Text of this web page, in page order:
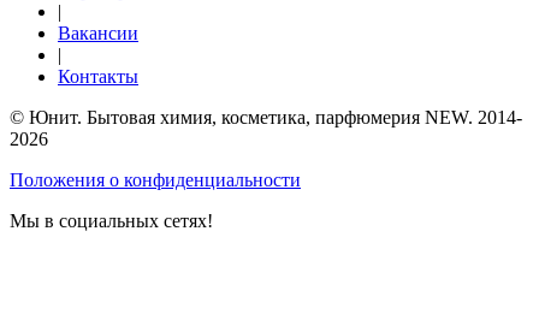
|
Вакансии
|
Контакты
© Юнит. Бытовая химия, косметика, парфюмерия NEW. 2014-
2026
Положения о конфиденциальности
Мы в социальных сетях!